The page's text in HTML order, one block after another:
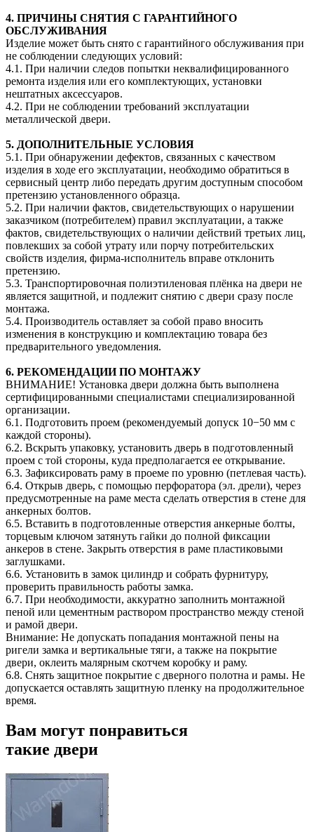
4. ПРИЧИНЫ СНЯТИЯ С ГАРАНТИЙНОГО
ОБСЛУЖИВАНИЯ
Изделие может быть снято с гарантийного обслуживания при
не соблюдении следующих условий:
4.1. При наличии следов попытки неквалифицированного
ремонта изделия или его комплектующих, установки
нештатных аксессуаров.
4.2. При не соблюдении требований эксплуатации
металлической двери.
5. ДОПОЛНИТЕЛЬНЫЕ УСЛОВИЯ
5.1. При обнаружении дефектов, связанных с качеством
изделия в ходе его эксплуатации, необходимо обратиться в
сервисный центр либо передать другим доступным способом
претензию установленного образца.
5.2. При наличии фактов, свидетельствующих о нарушении
заказчиком (потребителем) правил эксплуатации, а также
фактов, свидетельствующих о наличии действий третьих лиц,
повлекших за собой утрату или порчу потребительских
свойств изделия, фирма-исполнитель вправе отклонить
претензию.
5.3. Транспортировочная полиэтиленовая плёнка на двери не
является защитной, и подлежит снятию с двери сразу после
монтажа.
5.4. Производитель оставляет за собой право вносить
изменения в конструкцию и комплектацию товара без
предварительного уведомления.
6. РЕКОМЕНДАЦИИ ПО МОНТАЖУ
ВНИМАНИЕ! Установка двери должна быть выполнена
сертифицированными специалистами специализированной
организации.
6.1. Подготовить проем (рекомендуемый допуск 10−50 мм с
каждой стороны).
6.2. Вскрыть упаковку, установить дверь в подготовленный
проем с той стороны, куда предполагается ее открывание.
6.3. Зафиксировать раму в проеме по уровню (петлевая часть).
6.4. Открыв дверь, с помощью перфоратора (эл. дрели), через
предусмотренные на раме места сделать отверстия в стене для
анкерных болтов.
6.5. Вставить в подготовленные отверстия анкерные болты,
торцевым ключом затянуть гайки до полной фиксации
анкеров в стене. Закрыть отверстия в раме пластиковыми
заглушками.
6.6. Установить в замок цилиндр и собрать фурнитуру,
проверить правильность работы замка.
6.7. При необходимости, аккуратно заполнить монтажной
пеной или цементным раствором пространство между стеной
и рамой двери.
Внимание: Не допускать попадания монтажной пены на
ригели замка и вертикальные тяги, а также на покрытие
двери, оклеить малярным скотчем коробку и раму.
6.8. Снять защитное покрытие с дверного полотна и рамы. Не
допускается оставлять защитную пленку на продолжительное
время.
Вам могут понравиться
такие двери